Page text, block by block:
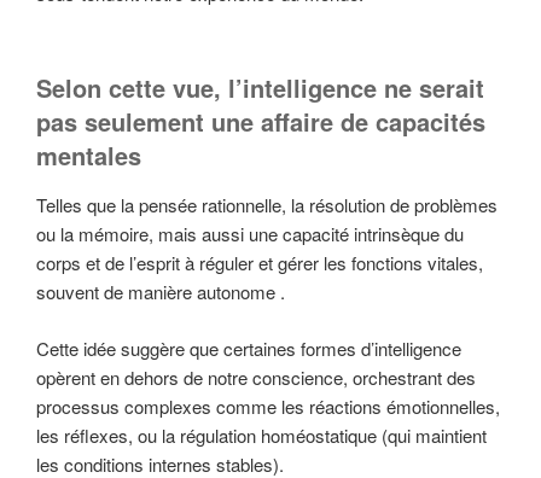
Selon cette vue, l’intelligence ne serait
pas seulement une affaire de capacités
mentales
Telles que la pensée rationnelle, la résolution de problèmes
ou la mémoire, mais aussi une capacité intrinsèque du
corps et de l’esprit à réguler et gérer les fonctions vitales,
souvent de manière autonome .
Cette idée suggère que certaines formes d’intelligence
opèrent en dehors de notre conscience, orchestrant des
processus complexes comme les réactions émotionnelles,
les réflexes, ou la régulation homéostatique (qui maintient
les conditions internes stables).